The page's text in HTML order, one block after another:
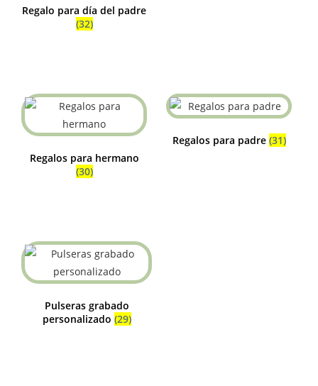
Regalo para día del padre
(32)
Regalos para hermano
(30)
Regalos para padre (31)
Pulseras grabado
personalizado (29)